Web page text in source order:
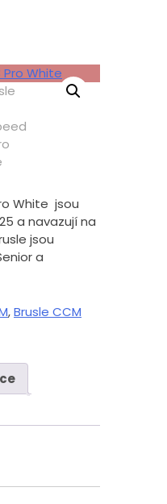
White jsou
a navazují na
jsou
a
,Brusle CCM